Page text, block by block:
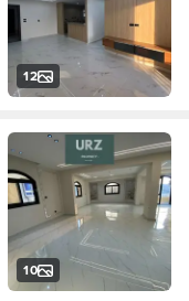
12
10